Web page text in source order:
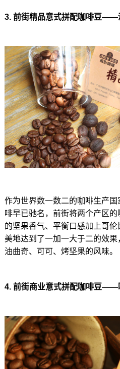
3. 前街精品意式拼配咖啡豆——
作为世界数一数二的咖啡生产
啡早已驰名，前街将两个产区
的坚果香气、平衡口感加上哥
美地达到了一加一大于二的效
油曲奇、可可、烤坚果的风味。
4. 前街商业意式拼配咖啡豆——